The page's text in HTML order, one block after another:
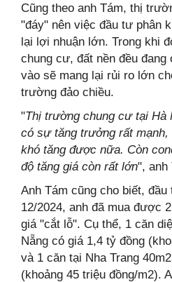
Cũng theo anh Tám, thị
"đáy" nên việc đầu tư phân
lại lợi nhuận lớn. Trong khi
chung cư, đất nền đều
vào sẽ mang lại rủi ro lớn
trường đảo chiều.
"Thị trường chung cư tại Hà
có sự tăng trưởng rất mạnh,
khó tăng được nữa. Còn
độ tăng giá còn rất lớn", anh
Anh Tám cũng cho biết, đầu
12/2024, anh đã mua được
giá "cắt lỗ". Cụ thể, 1 căn
Nẵng có giá 1,4 tỷ đồng
và 1 căn tại Nha Trang
(khoảng 45 triệu đồng/m2).